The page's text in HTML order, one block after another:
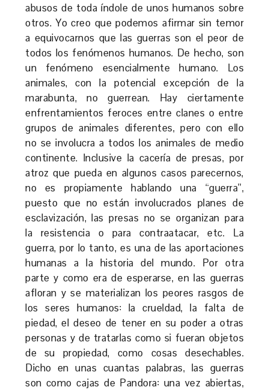
abusos de toda índole de unos humanos sobre
otros. Yo creo que podemos afirmar sin temor
a equivocarnos que las guerras son el peor de
todos los fenómenos humanos. De hecho, son
un fenómeno esencialmente humano. Los
animales, con la potencial excepción de la
marabunta, no guerrean. Hay ciertamente
enfrentamientos feroces entre clanes o entre
grupos de animales diferentes, pero con ello
no se involucra a todos los animales de medio
continente. Inclusive la cacería de presas, por
atroz que pueda en algunos casos parecernos,
no es propiamente hablando una “guerra”,
puesto que no están involucrados planes de
esclavización, las presas no se organizan para
la resistencia o para contraatacar, etc. La
guerra, por lo tanto, es una de las aportaciones
humanas a la historia del mundo. Por otra
parte y como era de esperarse, en las guerras
afloran y se materializan los peores rasgos de
los seres humanos: la crueldad, la falta de
piedad, el deseo de tener en su poder a otras
personas y de tratarlas como si fueran objetos
de su propiedad, como cosas desechables.
Dicho en unas cuantas palabras, las guerras
son como cajas de Pandora: una vez abiertas,